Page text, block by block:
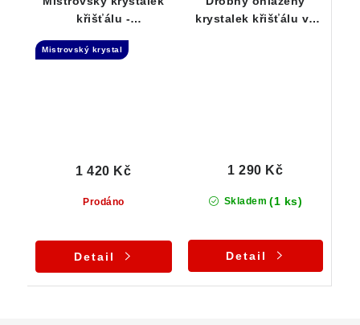
křišťálu -
- stříbrný přívěsek
Mistrovský krystal
Prodáno
1 420 Kč
Detail
krystalek křišťálu ve
Skladem (1 ks)
1 290 Kč
Detail